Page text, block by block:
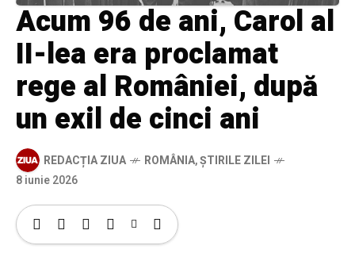
Acum 96 de ani, Carol al
II-lea era proclamat
rege al României, după
un exil de cinci ani
REDACȚIA ZIUA ROMÂNIA,ȘTIRILE ZILEI
8 iunie 2026